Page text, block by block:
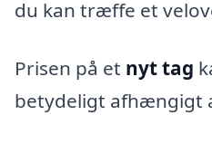
du kan træffe et
Prisen på et nyt tag
betydeligt afhængigt